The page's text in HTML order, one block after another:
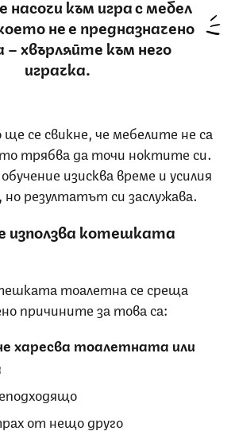
насочи към игра с мебел
не е предназначено
– хвърляйте към него
играчка.
се свикне, че мебелите не са
трябва да точи ноктите си.
изисква време и усилия
резултатът си заслужава.
котешката
тоалетна се среща
причините за това са:
харесва тоалетната или
от нещо друго